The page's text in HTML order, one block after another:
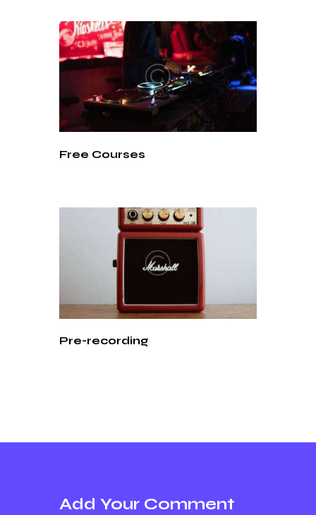
Free Courses
Pre-recording
Add Your Comment